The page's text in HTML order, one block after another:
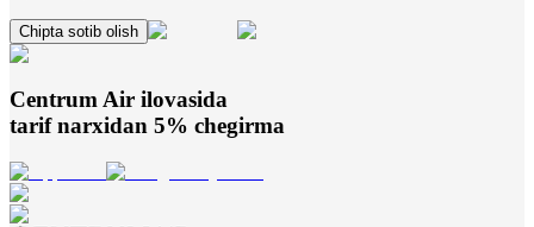
Chipta sotib olish
Centrum Air ilovasida
tarif narxidan 5% chegirma